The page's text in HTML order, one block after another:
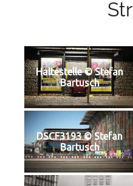
Haltestelle © Stefan
Bartusch
DSCF3193 © Stefan
Bartusch